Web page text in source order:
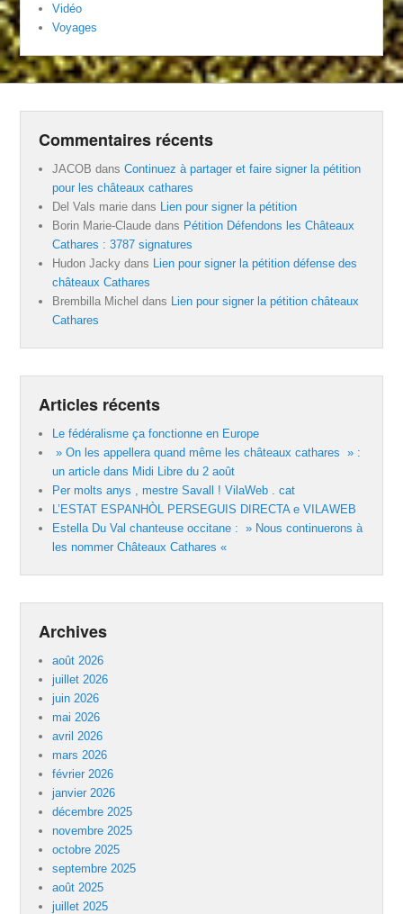
Vidéo
Voyages
Commentaires récents
JACOB dansContinuez à partager et faire signer la pétition
pour les châteaux cathares
Del Vals marie dans
Lien pour signer la pétition
Borin Marie-Claude dans Pétition Défendons les Châteaux
Cathares : 3787 signatures
Hudon Jacky dans
Lien pour signer la pétition défense des
châteaux Cathares
Brembilla Michel dans
Lien pour signer la pétition châteaux
Cathares
Articles récents
Le fédéralisme ça fonctionne en Europe
» On les appellera quand même les châteaux cathares » :
un article dans Midi Libre du 2 août
Per molts anys , mestre Savall ! VilaWeb . cat
L’ESTAT ESPANHÒL PERSEGUIS DIRECTA e VILAWEB
Estella Du Val chanteuse occitane : » Nous continuerons à
les nommer Châteaux Cathares «
Archives
août 2026
juillet 2026
juin 2026
mai 2026
avril 2026
mars 2026
février 2026
janvier 2026
décembre 2025
novembre 2025
octobre 2025
septembre 2025
août 2025
juillet 2025